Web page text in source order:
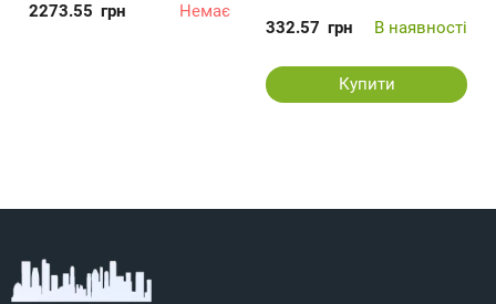
2273.55 грн Немає
332.57 грн В наявності
Купити